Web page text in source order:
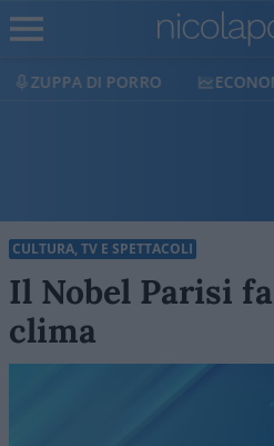
ECONOMIA LIBERILIBRI
CULTURA, TV E SPETTACOLI
Il Nobel Parisi
clima